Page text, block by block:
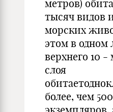
метров)
тысяч видов
морских
этом в одном
верхнего 10 -
слоя
более, чем